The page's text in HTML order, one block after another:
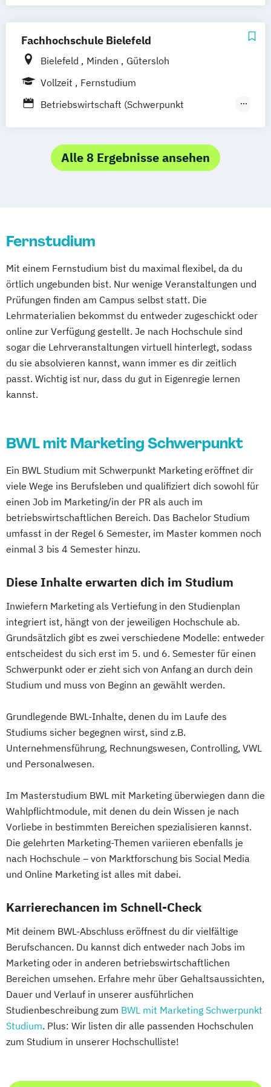
Marketing
Markt- und Werbepsychologie
Sales & Management
Social-Media- und E-Marketing-Manager
Fachhochschule Bielefeld
Bielefeld Minden
Gütersloh
Vollzeit
Fernstudium
Betriebswirtschaft (Schwerpunkt
Marketing)
Marketing und Sales
Alle 8 Ergebnisse ansehen
Fernstudium
Mit einem Fernstudium bist du maximal flexibel, da du
örtlich ungebunden bist. Nur wenige Veranstaltungen und
Prüfungen finden am Campus selbst statt. Die
Lehrmaterialien bekommst du entweder zugeschickt oder
online zur Verfügung gestellt. Je nach Hochschule sind
sogar die Lehrveranstaltungen virtuell hinterlegt, sodass
du sie absolvieren kannst, wann immer es dir zeitlich
passt. Wichtig ist nur, dass du gut in Eigenregie lernen
kannst.
BWL mit Marketing Schwerpunkt
Ein BWL Studium mit Schwerpunkt Marketing eröffnet dir
viele Wege ins Berufsleben und qualifiziert dich sowohl für
einen Job im Marketing/in der PR als auch im
betriebswirtschaftlichen Bereich. Das Bachelor Studium
umfasst in der Regel 6 Semester, im Master kommen noch
einmal 3 bis 4 Semester hinzu.
Diese Inhalte erwarten dich im Studium
Inwiefern Marketing als Vertiefung in den Studienplan
integriert ist, hängt von der jeweiligen Hochschule ab.
Grundsätzlich gibt es zwei verschiedene Modelle: entweder
entscheidest du sich erst im 5. und 6. Semester für einen
Schwerpunkt oder er zieht sich von Anfang an durch dein
Studium und muss von Beginn an gewählt werden.
Grundlegende BWL-Inhalte, denen du im Laufe des
Studiums sicher begegnen wirst, sind z.B.
Unternehmensführung, Rechnungswesen, Controlling, VWL
und Personalwesen.
Im Masterstudium BWL mit Marketing überwiegen dann die
Wahlpflichtmodule, mit denen du dein Wissen je nach
Vorliebe in bestimmten Bereichen spezialisieren kannst.
Die gelehrten Marketing-Themen variieren ebenfalls je
nach Hochschule – von Marktforschung bis Social Media
und Online Marketing ist alles mit dabei.
Karrierechancen im Schnell-Check
Mit deinem BWL-Abschluss eröffnest du dir vielfältige
Berufschancen. Du kannst dich entweder nach Jobs im
Marketing oder in anderen betriebswirtschaftlichen
Bereichen umsehen. Erfahre mehr über Gehaltsaussichten,
Dauer und Verlauf in unserer ausführlichen
Studienbeschreibung zum BWL mit Marketing Schwerpunkt
Studium. Plus: Wir listen dir alle passenden Hochschulen
zum Studium in unserer Hochschulliste!